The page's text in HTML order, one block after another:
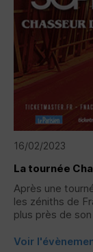
16/02/2023
La tournée
Après une
les zéniths de
plus près de
Voir